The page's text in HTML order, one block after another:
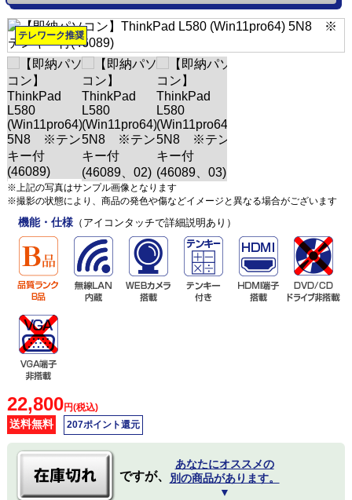
テレワーク推奨
※上記の写真はサンプル画像となります
※撮影の状態により、商品の発色や傷などイメージと異なる場合がございます
機能・仕様（アイコンタッチで詳細説明あり）
22,800円(税込)
送料無料 207ポイント還元
ですが、
あなたにオススメの
別の商品があります。
▼